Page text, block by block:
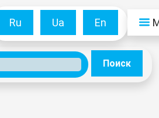
Ru Ua En
Поиск